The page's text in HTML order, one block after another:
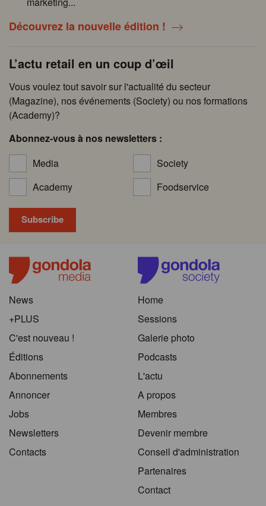
Découvrez la nouvelle édition !
L’actu retail en un coup d’œil
Vous voulez tout savoir sur l'actualité du secteur
(Magazine), nos événements (Society) ou nos formations
(Academy)?
Abonnez-vous à nos newsletters :
Media
Society
Academy
Foodservice
News
+PLUS
C'est nouveau !
Éditions
Abonnements
Annoncer
Jobs
Newsletters
Contacts
Home
Sessions
Galerie photo
Podcasts
L'actu
A propos
Membres
Devenir membre
Conseil d'administration
Partenaires
Contact